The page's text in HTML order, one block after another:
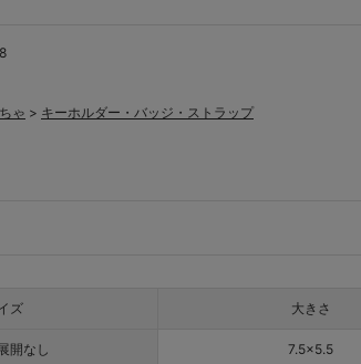
ゃ > キーホルダー・バッジ・ストラップ
ズ 大きさ
開なし 7.5×5.5